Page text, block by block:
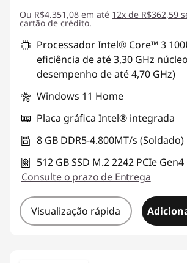
Economias instantâneas :-
Ou R$4.351,08 em até 12x de R$362,59
cartão de crédito.
Processador Intel® Core™ 3
eficiência de até 3,30 GHz
desempenho de até 4,70 GHz)
Windows 11 Home
Placa gráfica Intel® integrada
8 GB DDR5-4.800MT/s (Soldado)
512 GB SSD M.2 2242 PCIe Gen4
Consulte o prazo de Entrega
Visualização rápida